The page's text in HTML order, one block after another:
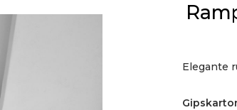
Elegante